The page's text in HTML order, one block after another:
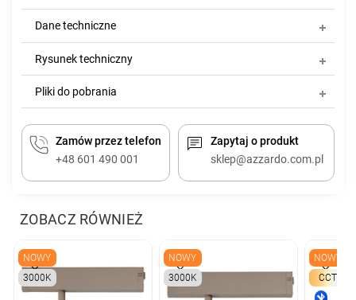
Dane techniczne
Rysunek techniczny
Pliki do pobrania
Zamów przez telefon
+48 601 490 001
Zapytaj o produkt
sklep@azzardo.com.pl
ZOBACZ RÓWNIEŻ
NOWY
3000K
NOWY
3000K
NOWY
CCT